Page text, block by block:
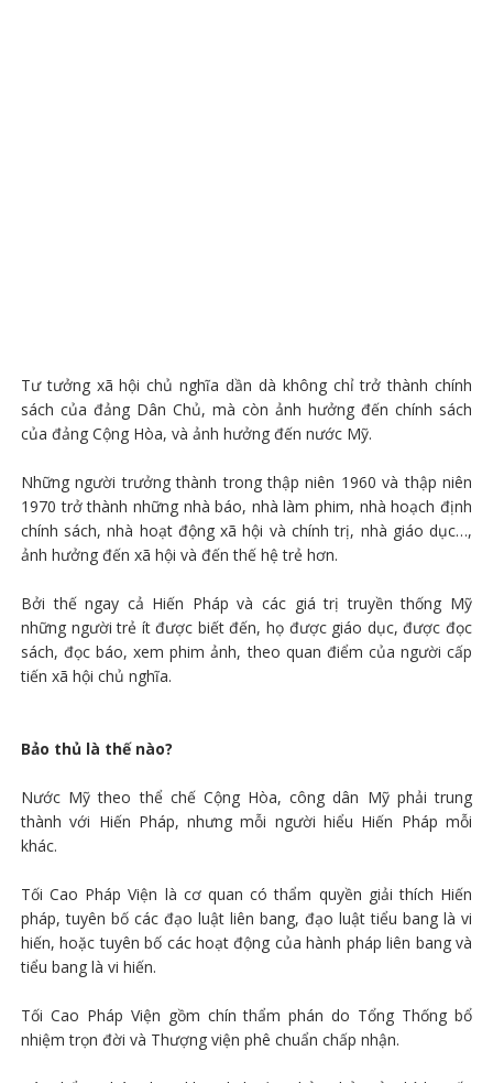
Tư tưởng xã hội chủ nghĩa dần dà không chỉ trở thành chính
sách của đảng Dân Chủ, mà còn ảnh hưởng đến chính sách
của đảng Cộng Hòa, và ảnh hưởng đến nước Mỹ.
Những người trưởng thành trong thập niên 1960 và thập niên
1970 trở thành những nhà báo, nhà làm phim, nhà hoạch định
chính sách, nhà hoạt động xã hội và chính trị, nhà giáo dục…,
ảnh hưởng đến xã hội và đến thế hệ trẻ hơn.
Bởi thế ngay cả Hiến Pháp và các giá trị truyền thống Mỹ
những người trẻ ít được biết đến, họ được giáo dục, được đọc
sách, đọc báo, xem phim ảnh, theo quan điểm của người cấp
tiến xã hội chủ nghĩa.
Bảo thủ là thế nào?
Nước Mỹ theo thể chế Cộng Hòa, công dân Mỹ phải trung
thành với Hiến Pháp, nhưng mỗi người hiểu Hiến Pháp mỗi
khác.
Tối Cao Pháp Viện là cơ quan có thẩm quyền giải thích Hiến
pháp, tuyên bố các đạo luật liên bang, đạo luật tiểu bang là vi
hiến, hoặc tuyên bố các hoạt động của hành pháp liên bang và
tiểu bang là vi hiến.
Tối Cao Pháp Viện gồm chín thẩm phán do Tổng Thống bổ
nhiệm trọn đời và Thượng viện phê chuẩn chấp nhận.